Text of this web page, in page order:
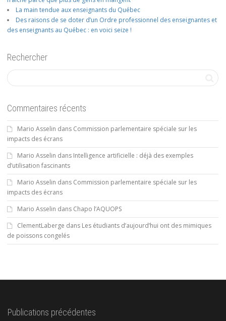
La main tendue aux enseignants du Québec
Des raisons de se doter d’un Ordre professionnel des enseignantes et
des enseignants au Québec : en voici seize !
Rechercher
Commentaires récents
Mario Asselin dans Commission parlementaire spéciale sur les
impacts des écrans
Mario Asselin dans Intelligence artificielle : déjà des exemples
d’utilisation fascinants
Mario Asselin dans Commission parlementaire spéciale sur les
impacts des écrans
Mario Asselin dans Chapo l’AQUOPS
ClementLaberge dans Les étudiants d’aujourd’hui ont des mimiques
de poissons congelés
Publications précédentes